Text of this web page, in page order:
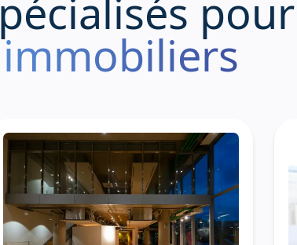
pécialisés pour
immobiliers